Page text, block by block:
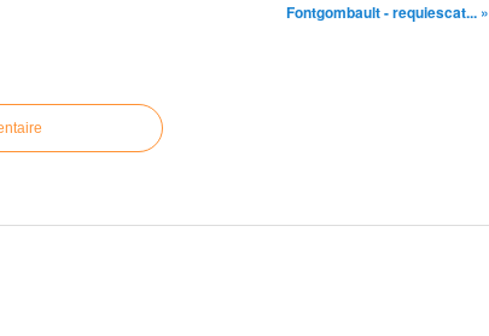
Fontgombault - requiescat... »